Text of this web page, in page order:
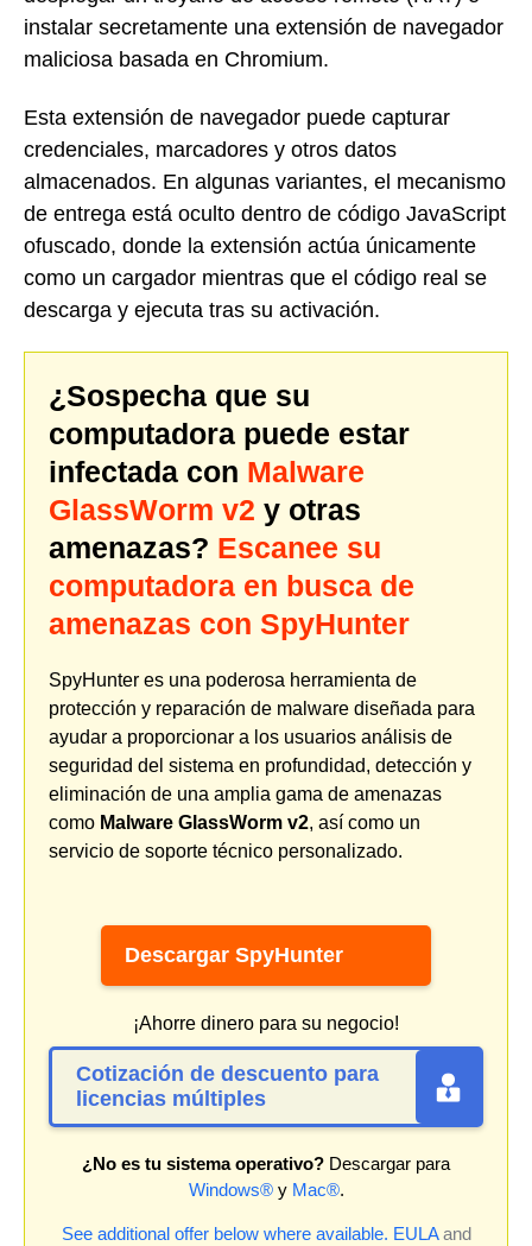
instalar secretamente una extensión de navegador
maliciosa basada en Chromium.
Esta extensión de navegador puede capturar
credenciales, marcadores y otros datos
almacenados. En algunas variantes, el mecanismo
de entrega está oculto dentro de código JavaScript
ofuscado, donde la extensión actúa únicamente
como un cargador mientras que el código real se
descarga y ejecuta tras su activación.
¿Sospecha que su
computadora puede estar
infectada con Malware
GlassWorm v2 y otras
amenazas? Escanee su
computadora en busca de
amenazas con SpyHunter
SpyHunter es una poderosa herramienta de
protección y reparación de malware diseñada para
ayudar a proporcionar a los usuarios análisis de
seguridad del sistema en profundidad, detección y
eliminación de una amplia gama de amenazas
como Malware GlassWorm v2, así como un
servicio de soporte técnico personalizado.
Descargar SpyHunter
¡Ahorre dinero para su negocio!
Cotización de descuento para
licencias múltiples
¿No es tu sistema operativo? Descargar para
Windows®y Mac®.
See additional offer below where available. EULAand